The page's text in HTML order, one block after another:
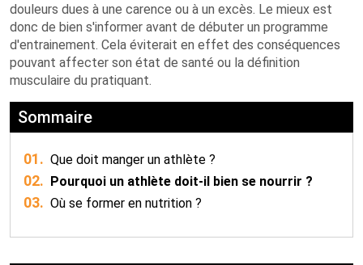
douleurs dues à une carence ou à un excès. Le mieux est
donc de bien s'informer avant de débuter un programme
d'entrainement. Cela éviterait en effet des conséquences
pouvant affecter son état de santé ou la définition
musculaire du pratiquant.
Sommaire
01. Que doit manger un athlète ?
02. Pourquoi un athlète doit-il bien se nourrir ?
03. Où se former en nutrition ?